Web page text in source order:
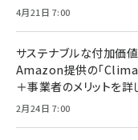
4月21日 7:00
サステナブルな付加価
Amazon提供の「
＋事業者のメリットを詳
2月24日 7:00